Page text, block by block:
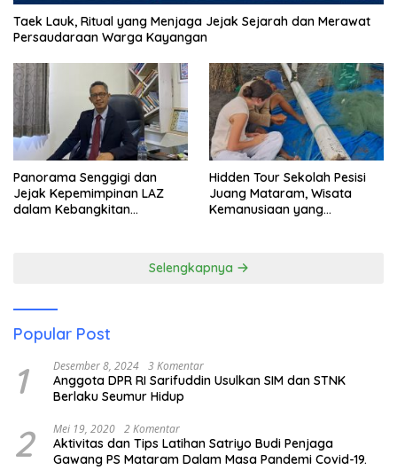
Taek Lauk, Ritual yang Menjaga Jejak Sejarah dan Merawat
Persaudaraan Warga Kayangan
Panorama Senggigi dan
Jejak Kepemimpinan LAZ
dalam Kebangkitan
Hidden Tour Sekolah Pesisi
Juang Mataram, Wisata
Kemanusiaan yang
Selengkapnya
Popular Post
1 Desember 8, 2024 3 Komentar
Anggota DPR RI Sarifuddin Usulkan SIM dan STNK
Berlaku Seumur Hidup
2 Mei 19, 2020 2 Komentar
Aktivitas dan Tips Latihan Satriyo Budi Penjaga
Gawang PS Mataram Dalam Masa Pandemi Covid-19.